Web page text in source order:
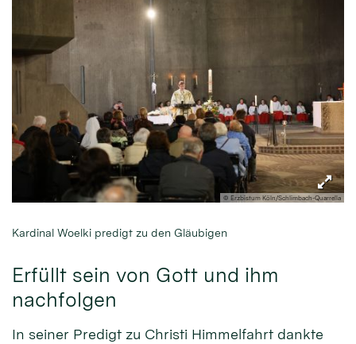
© Erzbistum Köln/Schlimbach-Quarrella
Kardinal Woelki predigt zu den Gläubigen
Erfüllt sein von Gott und ihm
nachfolgen
In seiner Predigt zu Christi Himmelfahrt dankte